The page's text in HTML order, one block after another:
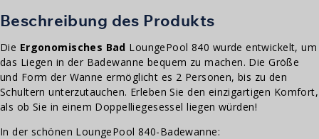
Menge
Beschreibung des Produkts
Die Ergonomisches Bad LoungePool 840 wurde entwickelt, um
das Liegen in der Badewanne bequem zu machen. Die Größe
und Form der Wanne ermöglicht es 2 Personen, bis zu den
Schultern unterzutauchen. Erleben Sie den einzigartigen Komfort,
als ob Sie in einem Doppelliegesessel liegen würden!
In der schönen LoungePool 840-Badewanne: